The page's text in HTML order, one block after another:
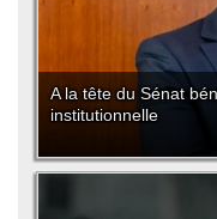
A la tête du Sénat
institutionnelle